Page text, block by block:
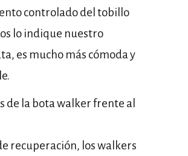
controlado del tobillo
lo indique nuestro
es mucho más cómoda y
de la bota walker frente al
recuperación, los walkers